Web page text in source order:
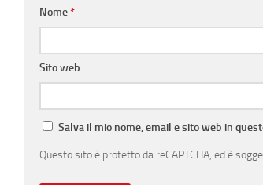
Nome*
Sito web
Salva il mio nome, email e sito web in
Questo sito è protetto da reCAPTCHA, ed è